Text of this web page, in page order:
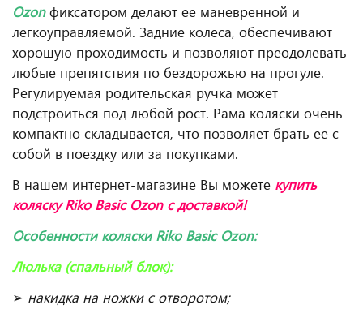
Ozonфиксатором делают ее маневренной и
легкоуправляемой. Задние колеса, обеспечивают
хорошую проходимость и позволяют преодолевать
любые препятствия по бездорожью на прогуле.
Регулируемая родительская ручка может
подстроиться под любой рост. Рама коляски очень
компактно складывается, что позволяет брать ее с
собой в поездку или за покупками.
В нашем интернет-магазине Вы можете купить
коляску Riko Basic Ozon с доставкой!
Особенности коляскиRiko Basic Ozon:
Люлька (спальный блок):
➢ накидка на ножки с отворотом;